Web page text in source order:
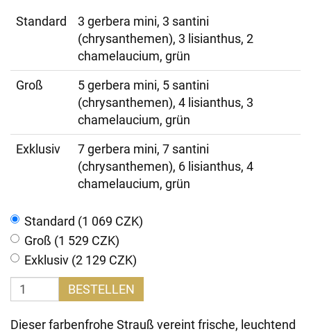
Standard
3 gerbera mini, 3 santini
(chrysanthemen), 3 lisianthus, 2
chamelaucium, grün
Groß
5 gerbera mini, 5 santini
(chrysanthemen), 4 lisianthus, 3
chamelaucium, grün
Exklusiv
7 gerbera mini, 7 santini
(chrysanthemen), 6 lisianthus, 4
chamelaucium, grün
Standard (1 069 CZK)
Groß (1 529 CZK)
Exklusiv (2 129 CZK)
BESTELLEN
Dieser farbenfrohe Strauß vereint frische, leuchtend